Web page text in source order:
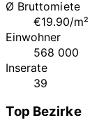
Ø Bruttomiete
€19.90/m²
Einwohner
568 000
Inserate
39
Top Bezirke